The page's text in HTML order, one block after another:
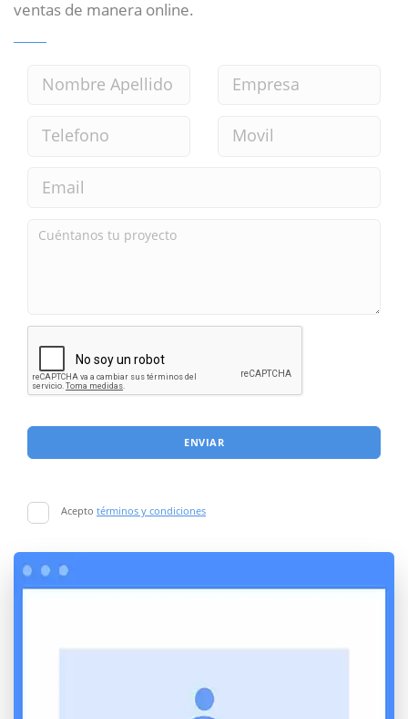
ventas de manera online.
ENVIAR
Acepto términos y condiciones